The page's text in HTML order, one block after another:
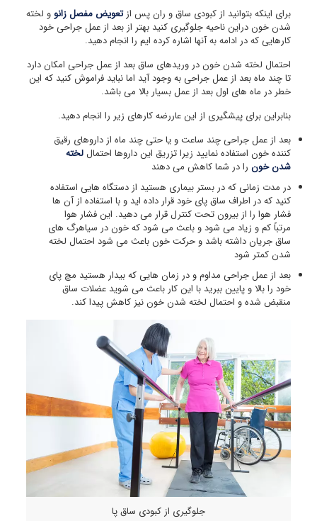
برای اینکه بتوانید از کبودی ساق و ران پس ازتعویض مفصل زانو و لخته
شدن خون دراین ناحیه جلوگیری کنید بهتر از بعد از عمل جراحی خود
کارهایی که در ادامه به آنها اشاره کرده ایم را انجام دهید.
احتمال لخته شدن خون در وریدهای ساق بعد از عمل جراحی امکان دارد
تا چند ماه بعد از عمل جراحی به وجود آید اما نباید فراموش کنید که این
خطر در ماه های اول بعد از عمل بسیار بالا می باشد.
بنابراین برای پیشگیری از این عاررضه کارهای زیر را انجام دهید.
بعد از عمل جراحی چند ساعت و یا حتی چند ماه از داروهای رقیق
کننده خون استفاده نمایید زیرا تزریق این داروها احتمال لخته
شدن خونرا در شما کاهش می دهند
در مدت زمانی که در بستر بیماری هستید از دستگاه هایی استفاده
کنید که در اطراف ساق پای خود قرار داده اید و با استفاده از آن ها
فشار هوا را از بیرون تحت کنترل قرار می دهید. این فشار هوا
مرتباً کم و زیاد می شود و باعث می شود که خون در سیاهرگ های
ساق جریان داشته باشد و حرکت خون باعث می شود احتمال لخته
شدن کمتر شود
بعد از عمل جراحی مداوم و در زمان هایی که بیدار هستید مچ پای
خود را بالا و پایین ببرید با این کار باعث می شوید عضلات ساق
منقبض شده و احتمال لخته شدن خون نیز کاهش پیدا کند.
جلوگیری از کبودی ساق پا